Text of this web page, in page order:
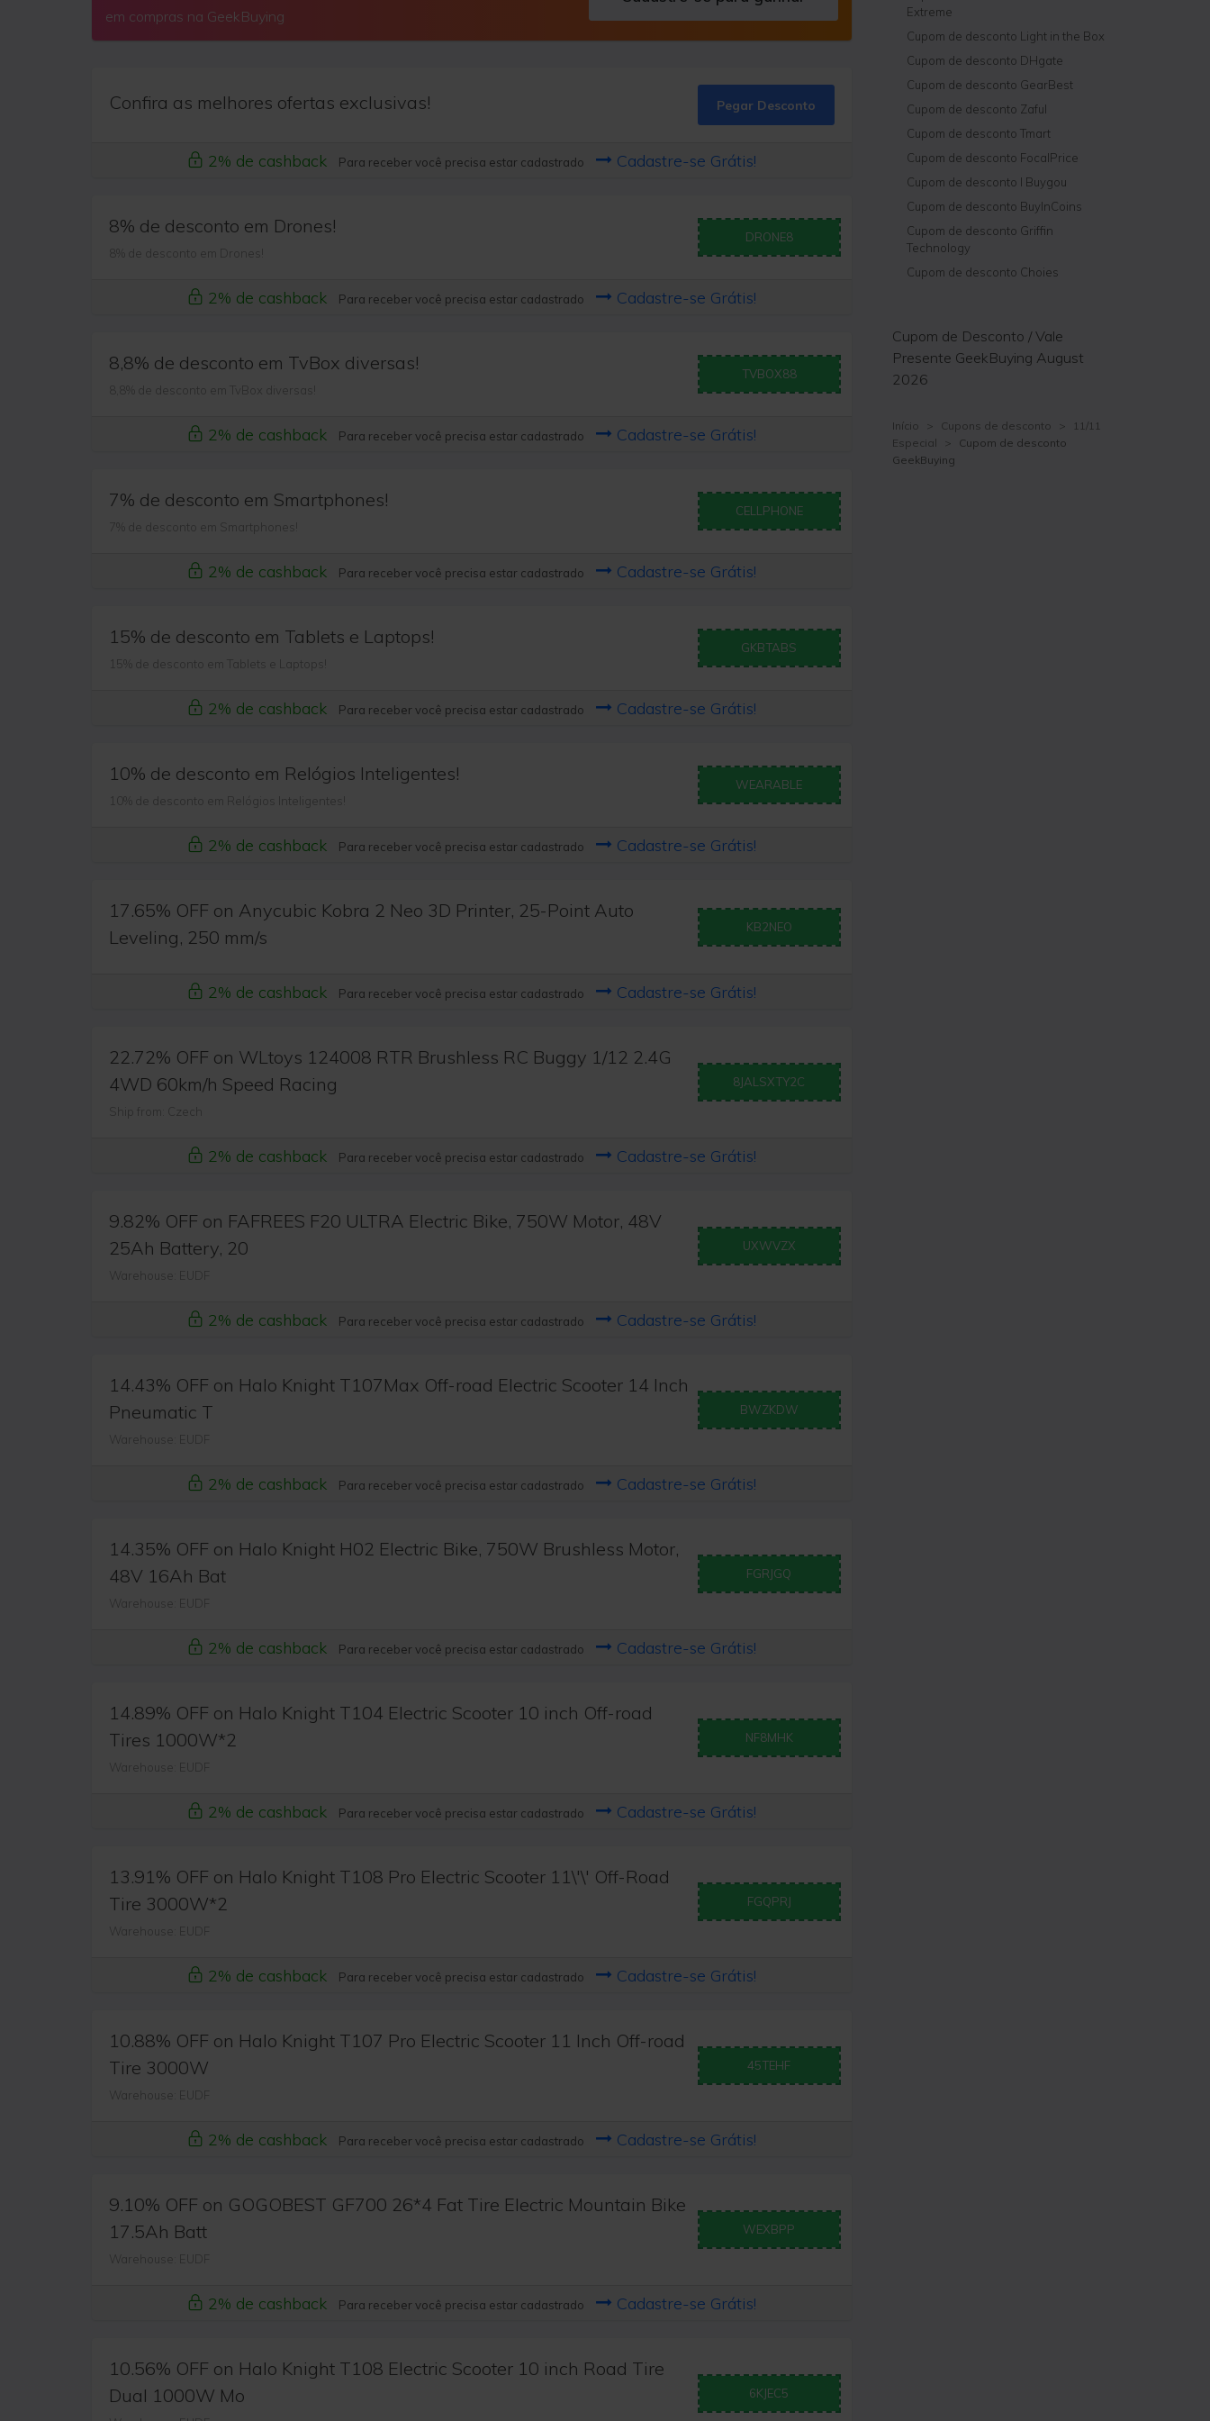
em compras na GeekBuying
Confira as melhores ofertas exclusivas! Pegar Desconto
2% de cashback Para receber você precisa estar cadastrado Cadastre-se Grátis!
8% de desconto em Drones!
8% de desconto em Drones!
DRONE8
2% de cashback Para receber você precisa estar cadastrado Cadastre-se Grátis!
8,8% de desconto em TvBox diversas!
8,8% de desconto em TvBox diversas!
TVBOX88
2% de cashback Para receber você precisa estar cadastrado Cadastre-se Grátis!
7% de desconto em Smartphones!
7% de desconto em Smartphones!
CELLPHONE
2% de cashback Para receber você precisa estar cadastrado Cadastre-se Grátis!
15% de desconto em Tablets e Laptops!
15% de desconto em Tablets e Laptops!
GKBTABS
2% de cashback Para receber você precisa estar cadastrado Cadastre-se Grátis!
10% de desconto em Relógios Inteligentes!
10% de desconto em Relógios Inteligentes!
WEARABLE
2% de cashback Para receber você precisa estar cadastrado Cadastre-se Grátis!
17.65% OFF on Anycubic Kobra 2 Neo 3D Printer, 25-Point Auto
Leveling, 250 mm/s
KB2NEO
2% de cashback Para receber você precisa estar cadastrado Cadastre-se Grátis!
22.72% OFF on WLtoys 124008 RTR Brushless RC Buggy 1/12 2.4G
4WD 60km/h Speed Racing
Ship from: Czech
8JALSXTY2C
2% de cashback Para receber você precisa estar cadastrado Cadastre-se Grátis!
9.82% OFF on FAFREES F20 ULTRA Electric Bike, 750W Motor, 48V
25Ah Battery, 20
Warehouse: EUDF
UXWVZX
2% de cashback Para receber você precisa estar cadastrado Cadastre-se Grátis!
14.43% OFF on Halo Knight T107Max Off-road Electric Scooter 14 Inch
Pneumatic T
Warehouse: EUDF
BWZKDW
2% de cashback Para receber você precisa estar cadastrado Cadastre-se Grátis!
14.35% OFF on Halo Knight H02 Electric Bike, 750W Brushless Motor,
48V 16Ah Bat
Warehouse: EUDF
FGRJGQ
2% de cashback Para receber você precisa estar cadastrado Cadastre-se Grátis!
14.89% OFF on Halo Knight T104 Electric Scooter 10 inch Off-road
Tires 1000W*2
Warehouse: EUDF
NF8MHK
2% de cashback Para receber você precisa estar cadastrado Cadastre-se Grátis!
13.91% OFF on Halo Knight T108 Pro Electric Scooter 11\'\' Off-Road
Tire 3000W*2
Warehouse: EUDF
FGQPRJ
2% de cashback Para receber você precisa estar cadastrado Cadastre-se Grátis!
10.88% OFF on Halo Knight T107 Pro Electric Scooter 11 Inch Off-road
Tire 3000W
Warehouse: EUDF
45TEHF
2% de cashback Para receber você precisa estar cadastrado Cadastre-se Grátis!
9.10% OFF on GOGOBEST GF700 26*4 Fat Tire Electric Mountain Bike
17.5Ah Batt
Warehouse: EUDF
WEXBPP
2% de cashback Para receber você precisa estar cadastrado Cadastre-se Grátis!
10.56% OFF on Halo Knight T108 Electric Scooter 10 inch Road Tire
Dual 1000W Mo
6KJEC5
Extreme
Cupom de desconto Light in the Box
Cupom de desconto DHgate
Cupom de desconto GearBest
Cupom de desconto Zaful
Cupom de desconto Tmart
Cupom de desconto FocalPrice
Cupom de desconto I Buygou
Cupom de desconto BuyInCoins
Cupom de desconto Griffin
Technology
Cupom de desconto Choies
Cupom de Desconto / Vale
Presente GeekBuying August
2026
Início > Cupons de desconto >
11/11
Especial
>
Cupom de desconto
GeekBuying